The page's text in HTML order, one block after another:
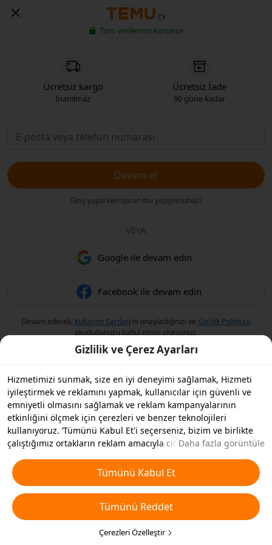
CY
Tüm verileriniz korunur
Ücretsiz kargo
İnanılmaz
Ücretsiz İade
90 güne kadar
Devam et
Giriş yaparken sorun mu yaşıyorsunuz?
VEYA
Google ile devam edin
Facebook ile devam edin
Devam ederek, Kullanım Şartları'nı onayladığınızı ve Gizlilik Politikası
okuduğunuzu kabul etmiş olursunuz.
Gizlilik ve Çerez Ayarları
Hizmetimizi sunmak, size en iyi deneyimi sağlamak, Hizmeti
iyileştirmek ve reklamını yapmak, kullanıcılar için güvenli ve
emniyetli olmasını sağlamak ve reklam kampanyalarının
etkinliğini ölçmek için çerezleri ve benzer teknolojileri
kullanıyoruz. ‘Tümünü Kabul Et'i seçerseniz, bizim ve birlikte
çalıştığımız ortakların reklam amacıyla cihazınızda çerezleri ve
Ayrıca, temel olmayan çerezlerin ’Tümünü Reddedebilir' veya
aşağıdaki ’Çerezleri Özelleştir'i tıklayarak veya gizlilik
ayarlarınızda istediğiniz zaman hangi çerez türlerini kabul
etmek veya devre dışı bırakmak istediğinizi seçebilirsiniz. Daha
fazla detay içinÇerezler ve Benzer Teknolojiler Politikamıza
Daha fazla görüntüle
Tümünü Kabul Et
Tümünü Reddet
Çerezleri Özelleştir